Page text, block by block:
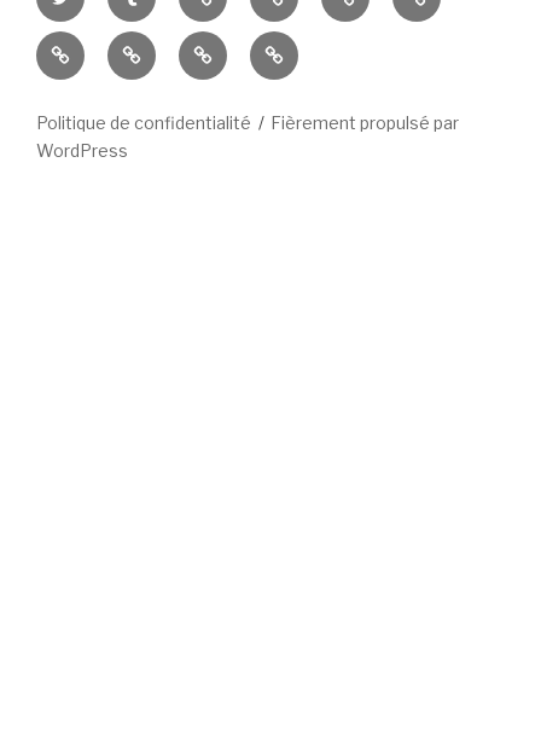
et
Culturebox
Est
Républicain
Nancybuzz
Le
Républicain
Politique de confidentialité
Fièrement propulsé par
WordPress